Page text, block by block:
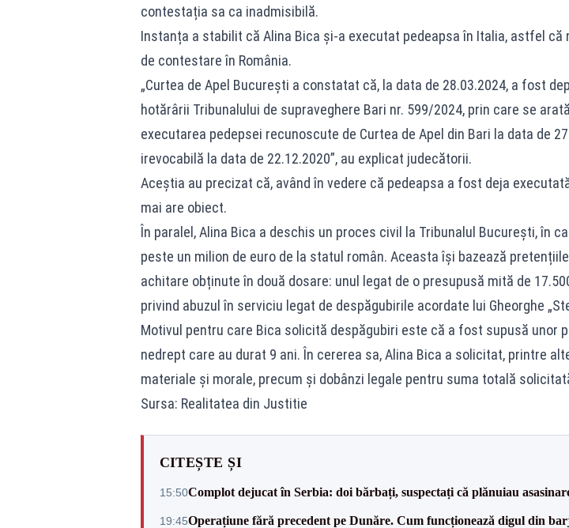
contestația sa ca inadmisibilă.
Instanța a stabilit că Alina Bica și-a executat pedeapsa în Italia, astfel că
de contestare în România.
„Curtea de Apel București a constatat că, la data de 28.03.2024, a fost
hotărârii Tribunalului de supraveghere Bari nr. 599/2024, prin care se
executarea pedepsei recunoscute de Curtea de Apel din Bari la data de
irevocabilă la data de 22.12.2020”, au explicat judecătorii.
Aceștia au precizat că, având în vedere că pedeapsa a fost deja
mai are obiect.
În paralel, Alina Bica a deschis un proces civil la Tribunalul București, în
peste un milion de euro de la statul român. Aceasta își bazează
achitare obținute în două dosare: unul legat de o presupusă mită de
privind abuzul în serviciu legat de despăgubirile acordate lui Gheorghe
Motivul pentru care Bica solicită despăgubiri este că a fost supusă unor
nedrept care au durat 9 ani. În cererea sa, Alina Bica a solicitat, printre
materiale și morale, precum și dobânzi legale pentru suma totală
Sursa: Realitatea din Justitie
CITEȘTE ȘI
15:50Complot dejucat în Serbia: doi bărbați, suspectați că plănuiau
19:45Operațiune fără precedent pe Dunăre. Cum funcționează digul din